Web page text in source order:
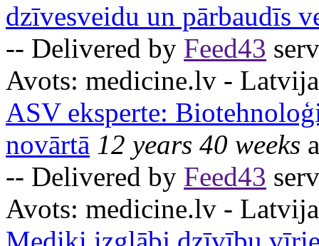
dzīvesveidu un pārbaudīs
-- Delivered by Feed43
Avots: medicine.lv -
ASV eksperte:
novārtā 12 years 40 weeks
-- Delivered by Feed43
Avots: medicine.lv -